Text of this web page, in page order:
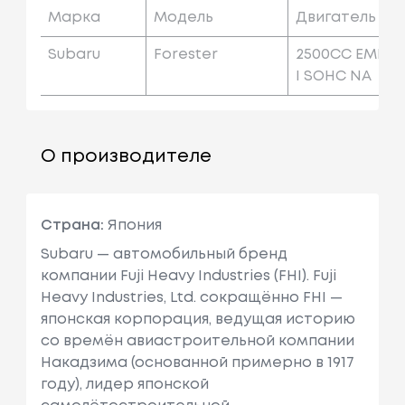
Марка Модель Двигатель
Subaru Forester
2500CC EMP
I SOHC NA
О производителе
Страна: Япония
Subaru — автомобильный бренд
компании Fuji Heavy Industries (FHI). Fuji
Heavy Industries, Ltd. сокращённо FHI —
японская корпорация, ведущая историю
со времён авиастроительной компании
Накадзима (основанной примерно в 1917
году), лидер японской